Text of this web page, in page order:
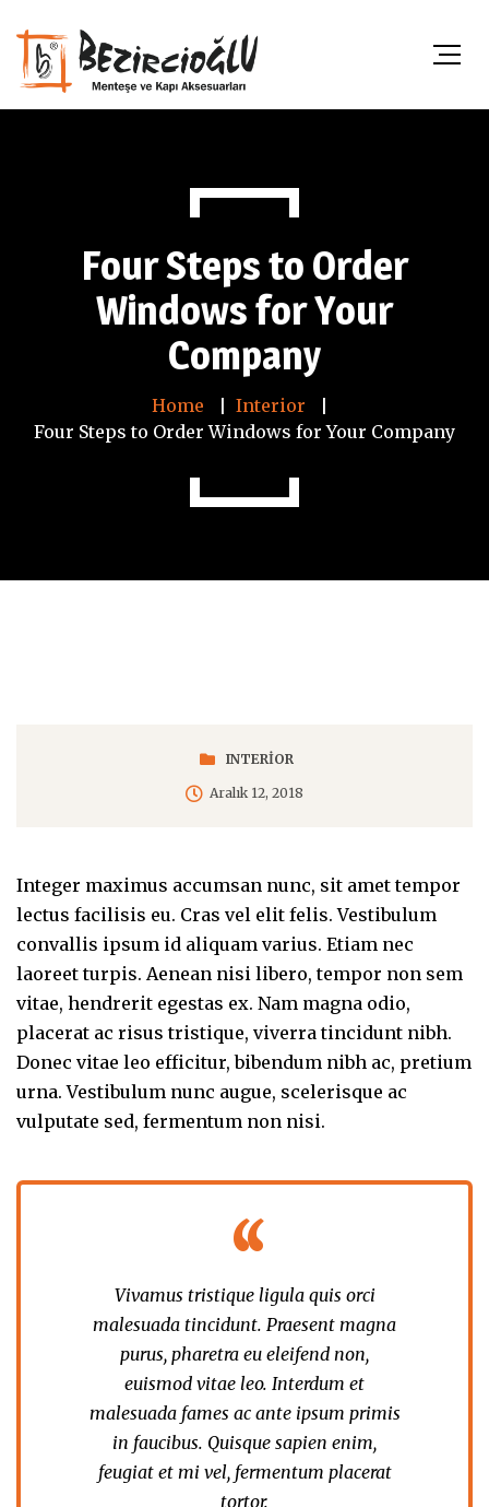
Four Steps to Order
Windows for Your
Company
Home
Interior
Four Steps to Order Windows for Your Company
INTERIOR
Aralık 12, 2018
Integer maximus accumsan nunc, sit amet tempor
lectus facilisis eu. Cras vel elit felis. Vestibulum
convallis ipsum id aliquam varius. Etiam nec
laoreet turpis. Aenean nisi libero, tempor non sem
vitae, hendrerit egestas ex. Nam magna odio,
placerat ac risus tristique, viverra tincidunt nibh.
Donec vitae leo efficitur, bibendum nibh ac, pretium
urna. Vestibulum nunc augue, scelerisque ac
vulputate sed, fermentum non nisi.
Vivamus tristique ligula quis orci
malesuada tincidunt. Praesent magna
purus, pharetra eu eleifend non,
euismod vitae leo. Interdum et
malesuada fames ac ante ipsum primis
in faucibus. Quisque sapien enim,
feugiat et mi vel, fermentum placerat
tortor.